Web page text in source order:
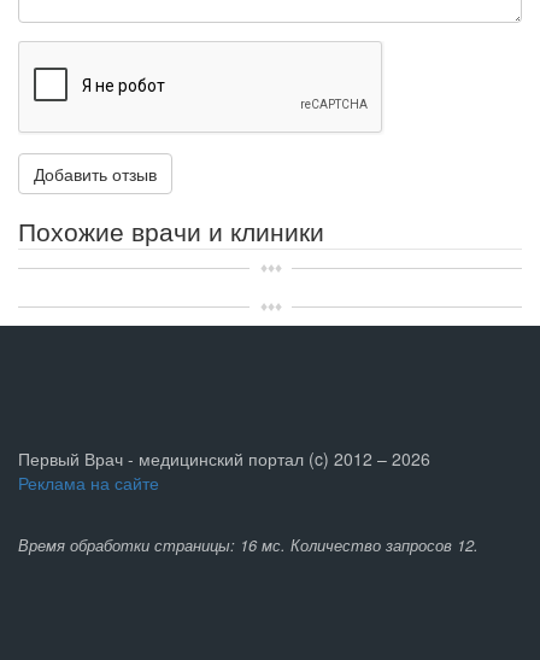
Похожие врачи и клиники
Первый Врач - медицинский портал (c) 2012 – 2026
Реклама на сайте
Время обработки страницы: 16 мс. Количество запросов 12.